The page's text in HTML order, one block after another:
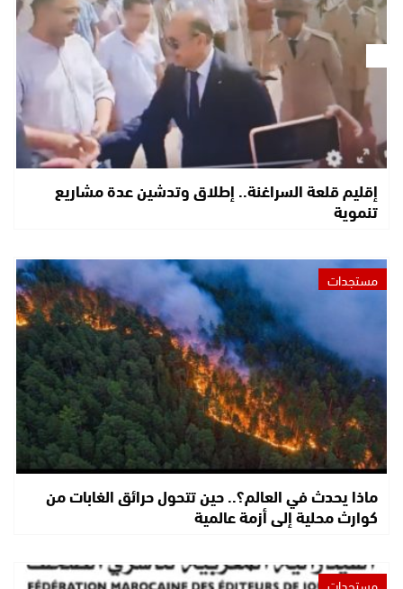
إقليم قلعة السراغنة.. إطلاق وتدشين عدة مشاريع
تنموية
مستجدات
ماذا يحدث في العالم؟.. حين تتحول حرائق الغابات من
كوارث محلية إلى أزمة عالمية